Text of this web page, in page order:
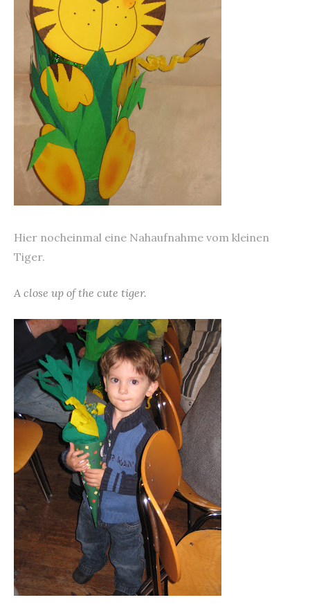
Hier nocheinmal eine Nahaufnahme vom kleinen
Tiger.
A close up of the cute tiger.